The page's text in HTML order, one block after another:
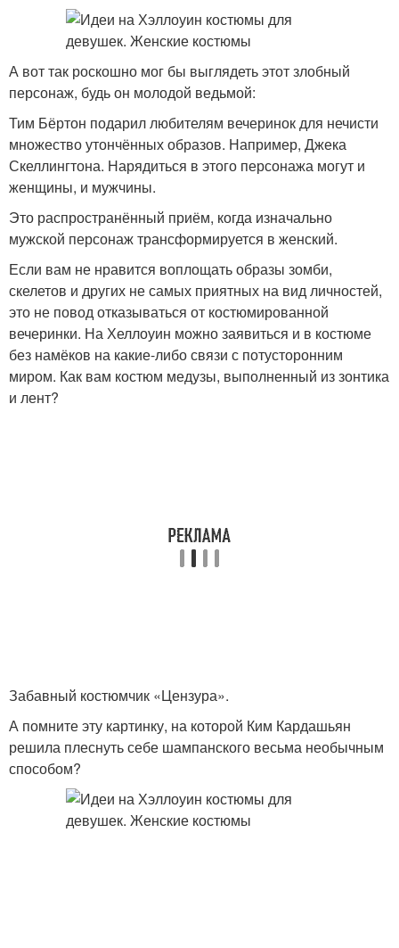
А вот так роскошно мог бы выглядеть этот злобный
персонаж, будь он молодой ведьмой:
Тим Бёртон подарил любителям вечеринок для нечисти
множество утончённых образов. Например, Джека
Скеллингтона. Нарядиться в этого персонажа могут и
женщины, и мужчины.
Это распространённый приём, когда изначально
мужской персонаж трансформируется в женский.
Если вам не нравится воплощать образы зомби,
скелетов и других не самых приятных на вид личностей,
это не повод отказываться от костюмированной
вечеринки. На Хеллоуин можно заявиться и в костюме
без намёков на какие-либо связи с потусторонним
миром. Как вам костюм медузы, выполненный из зонтика
и лент?
Забавный костюмчик «Цензура».
А помните эту картинку, на которой Ким Кардашьян
решила плеснуть себе шампанского весьма необычным
способом?